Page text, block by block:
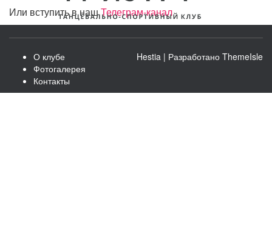
Или вступить в нашТелеграм-канал
О клубе
Фотогалерея
Контакты
Hestia | Разработано ThemeIsle